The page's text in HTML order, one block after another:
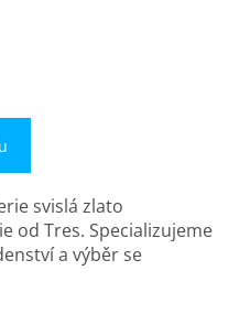
svislá zlato
od Tres. Specializujeme
a výběr se